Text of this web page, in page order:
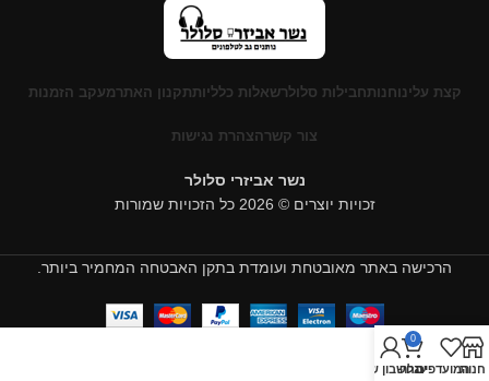
קצת עלינוחנותחבילות סלולרשאלות כלליותתקנון האתרמעקב הזמנות
צור קשרהצהרת נגישות
נשר אביזרי סלולר
זכויות יוצרים © 2026 כל הזכויות שמורות
הרכישה באתר מאובטחת ועומדת בתקן האבטחה המחמיר ביותר.
חנותהמועדפים
0
עגלה
החשבון שלי